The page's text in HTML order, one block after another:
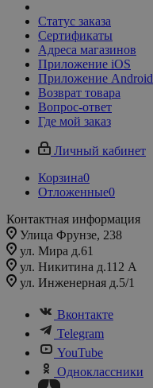
Статус заказа
Сертификаты
Адреса магазинов
Приложение iOS
Приложение Android
Возврат товара
Вопрос-ответ
Где мой заказ
Личный кабинет
Корзина0
Отложенные0
Контактная информация
Улица Фрунзе, 238​
ул. Мира д.61
ул. Никитина д.112 А
ул. Инженерная д.5/1
Вконтакте
Telegram
YouTube
Одноклассники